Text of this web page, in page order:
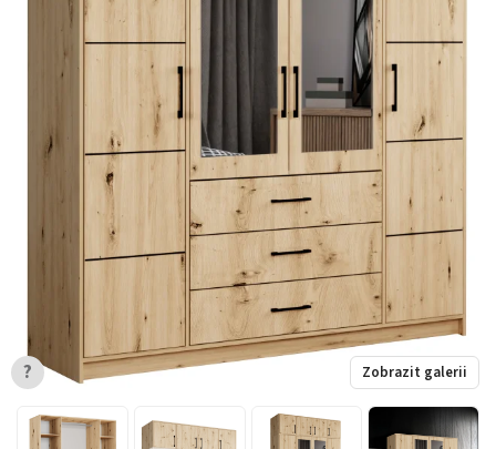
Zobrazit galerii
?